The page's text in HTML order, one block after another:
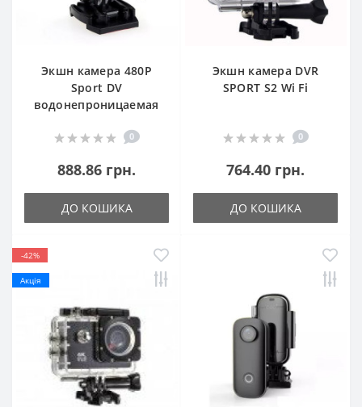
Экшн камера 480P
Sport DV
водонепроницаемая
0
888.86 грн.
ДО КОШИКА
Экшн камера DVR
SPORT S2 Wi Fi
0
764.40 грн.
ДО КОШИКА
-42%
Акція